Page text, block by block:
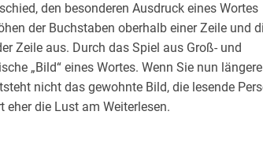
den besonderen Ausdruck eines Wortes
der Buchstaben oberhalb einer Zeile und
Zeile aus. Durch das Spiel aus Groß- und
„Bild“ eines Wortes. Wenn Sie nun längere
nicht das gewohnte Bild, die lesende
die Lust am Weiterlesen.